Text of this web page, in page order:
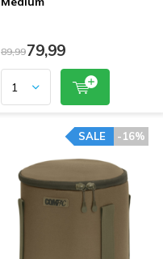
89,9979,99
-16%
SALE